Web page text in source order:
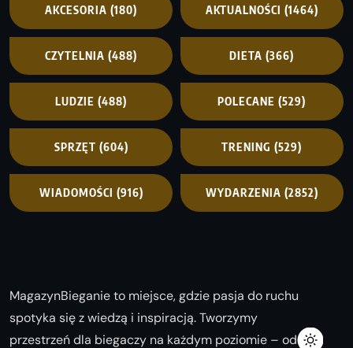
AKCESORIA (180) AKTUALNOŚCI (1464)
CZYTELNIA (488) DIETA (366)
LUDZIE (488) POLECANE (529)
SPRZĘT (604) TRENING (529)
WIADOMOŚCI (916) WYDARZENIA (2852)
MagazynBieganie to miejsce, gdzie pasja do ruchu
spotyka się z wiedzą i inspiracją. Tworzymy
przestrzeń dla biegaczy na każdym poziomie – od